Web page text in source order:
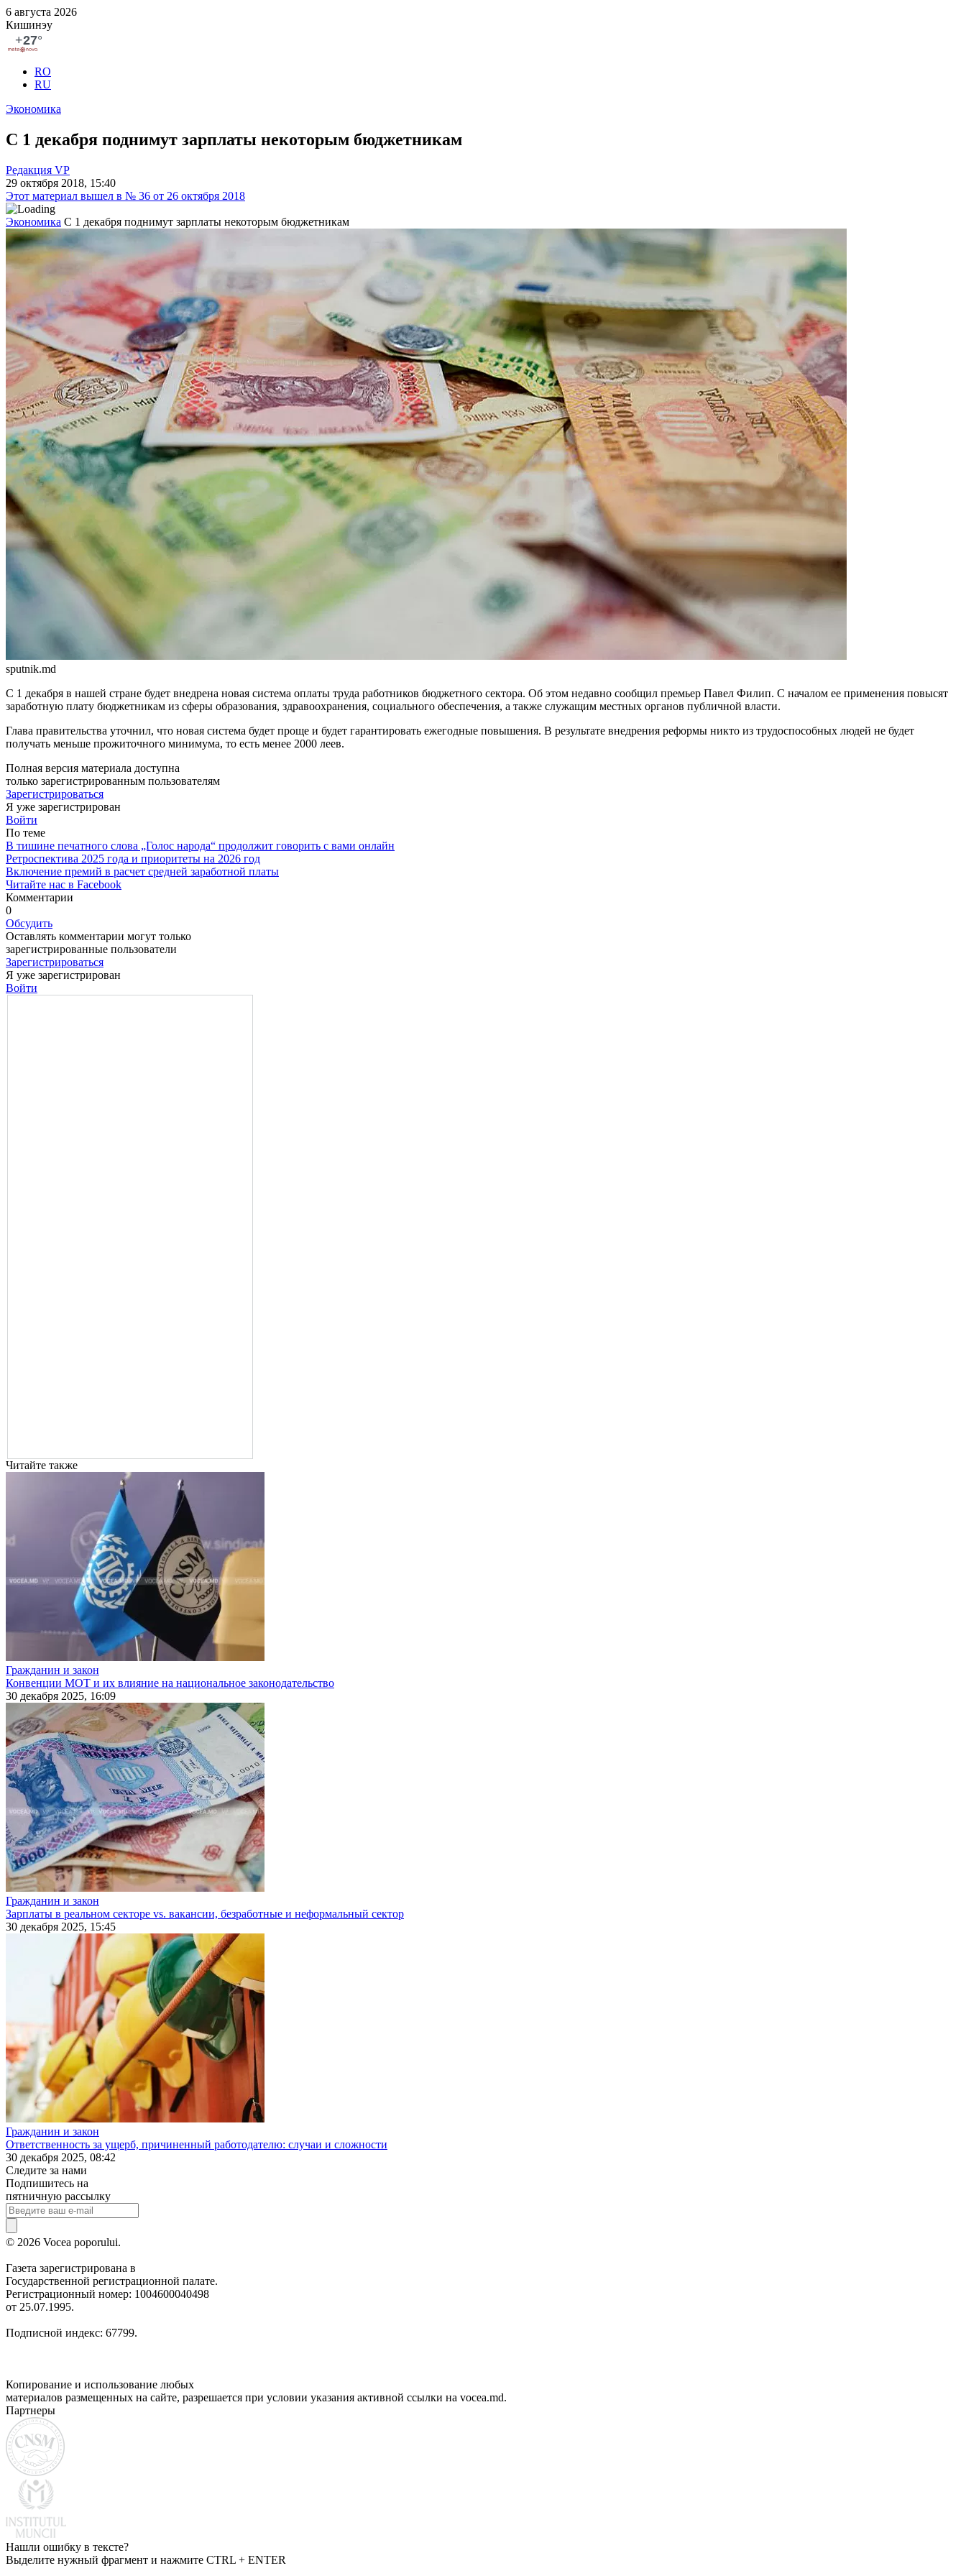
6 августа 2026
Кишинэу
RO
RU
Экономика
С 1 декабря поднимут зарплаты некоторым бюджетникам
Редакция VP
29 октября 2018, 15:40
Этот материал вышел в № 36 от 26 октября 2018
Экономика С 1 декабря поднимут зарплаты некоторым бюджетникам
sputnik.md
С 1 декабря в нашей стране будет внедрена но­вая система оплаты труда работ­ников бюджетного сектора. Об этом недавно сообщил премьер Павел Филип. С началом ее при­менения повысят
заработную пла­ту бюджетникам из сферы образо­вания, здравоохранения, социаль­ного обеспечения, а также служа­щим местных органов публичной власти.
Глава правительства уточнил, что новая система будет проще и будет га­рантировать ежегодные повышения. В результате внедрения реформы ник­то из трудоспособных людей не будет
получать меньше прожиточного ми­нимума, то есть менее 2000 леев.
Полная версия материала доступна
только зарегистрированным пользователям
Зарегистрироваться
Я уже зарегистрирован
Войти
По теме
В тишине печатного слова „Голос народа“ продолжит говорить с вами онлайн
Ретроспектива 2025 года и приоритеты на 2026 год
Включение премий в расчет средней заработной платы
Читайте нас в Facebook
Комментарии
0
Обсудить
Оставлять комментарии могут только
зарегистрированные пользователи
Зарегистрироваться
Я уже зарегистрирован
Войти
Читайте также
Гражданин и закон
Конвенции МОТ и их влияние на национальное законодательство
30 декабря 2025, 16:09
Гражданин и закон
Зарплаты в реальном секторе vs. вакансии, безработные и неформальный сектор
30 декабря 2025, 15:45
Гражданин и закон
Ответственность за ущерб, причиненный работодателю: случаи и сложности
30 декабря 2025, 08:42
Следите за нами
Подпишитесь на
пятничную рассылку
© 2026 Vocea poporului.
Газета зарегистрирована в
Государственной регистрационной палате.
Регистрационный номер: 1004600040498
от 25.07.1995.
Подписной индекс: 67799.
Копирование и использование любых
материалов размещенных на сайте, разрешается при условии указания активной ссылки на vocea.md.
Партнеры
Нашли ошибку в тексте?
Выделите нужный фрагмент и нажмите CTRL + ENTER